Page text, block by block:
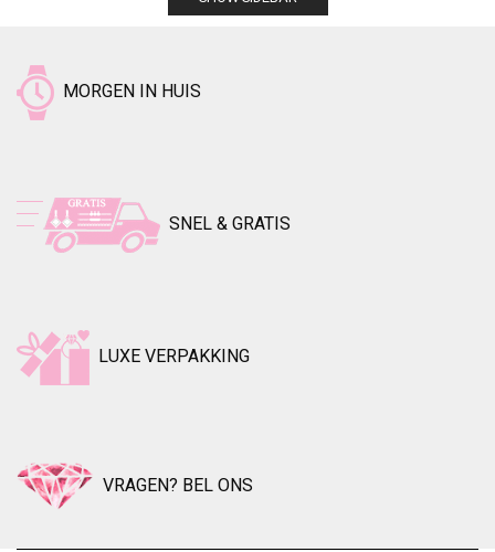
MORGEN IN HUIS
SNEL & GRATIS
LUXE VERPAKKING
VRAGEN? BEL ONS